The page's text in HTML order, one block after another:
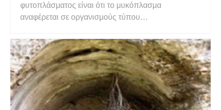
φυτοπλάσματος είναι ότι το μυκόπλασμα
αναφέρεται σε οργανισμούς τύπου
είναι παρασιτικοί σε ανθρώπους, ζώα και φυτά, ενώ
το φυτόπλασμα αναφέρεται σε οργανισμούς τύπου
μυκόπλασμα (MLOs), οι οποίοι μπορεί να είναι
παρασ